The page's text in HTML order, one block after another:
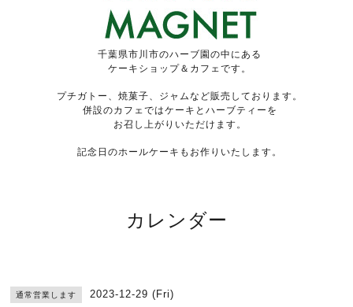
千葉県市川市のハーブ園の中にある
ケーキショップ＆カフェです。
プチガトー、焼菓子、ジャムなど販売しております。
併設のカフェではケーキとハーブティーを
お召し上がりいただけます。
記念日のホールケーキもお作りいたします。
カレンダー
通常営業します 2023-12-29 (Fri)